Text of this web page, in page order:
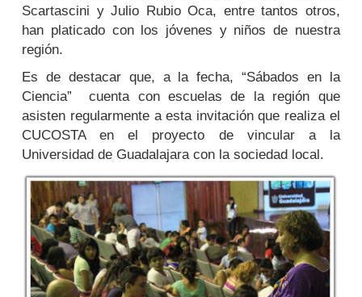
Scartascini y Julio Rubio Oca, entre tantos otros,
han platicado con los jóvenes y niños de nuestra
región.
Es de destacar que, a la fecha, “Sábados en la
Ciencia” cuenta con escuelas de la región que
asisten regularmente a esta invitación que realiza el
CUCOSTA en el proyecto de vincular a la
Universidad de Guadalajara con la sociedad local.